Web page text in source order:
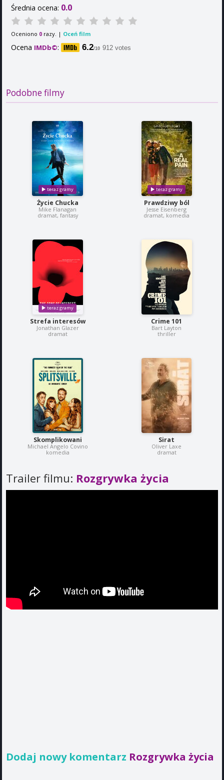
Średnia ocena: 0.0
Oceniono 0 razy. | Oceń film
Ocena IMDb©: 6.2/10 912 votes
Podobne filmy
Życie Chucka
Mike Flanagan
dramat, fantasy
Prawdziwy ból
Jesse Eisenberg
dramat, komedia
Strefa interesów
Jonathan Glazer
dramat
Crime 101
Bart Layton
thriller
Skomplikowani
Michael Angelo Covino
komedia
Sirat
Oliver Laxe
dramat
Trailer filmu: Rozgrywka życia
Dodaj nowy komentarz Rozgrywka życia